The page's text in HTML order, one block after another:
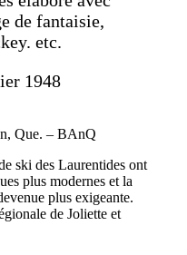
de fantaisie,
etc.
1948
Que. – BAnQ
ski des Laurentides ont
plus modernes et la
plus exigeante.
de Joliette et